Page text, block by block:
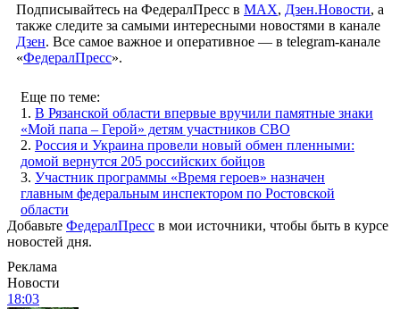
Подписывайтесь на ФедералПресс в МАХ, Дзен.Новости, а
также следите за самыми интересными новостями в канале
Дзен. Все самое важное и оперативное — в telegram-канале
«ФедералПресс».
Еще по теме:
1. В Рязанской области впервые вручили памятные знаки
«Мой папа – Герой» детям участников СВО
2. Россия и Украина провели новый обмен пленными:
домой вернутся 205 российских бойцов
3. Участник программы «Время героев» назначен
главным федеральным инспектором по Ростовской
области
Добавьте ФедералПресс в мои источники, чтобы быть в курсе
новостей дня.
Реклама
Новости
18:03